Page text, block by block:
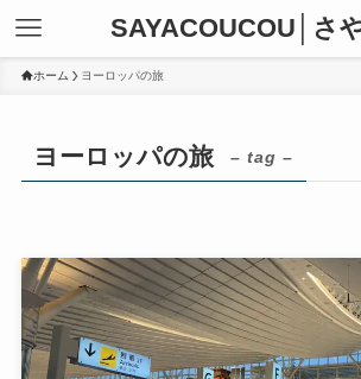
SAYACOUCOU│さ
ホーム ヨーロッパの旅
ヨーロッパの旅 – tag –